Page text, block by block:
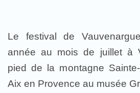
Le festival de
année au mois de juillet à
pied de la montagne
Aix en Provence au musée